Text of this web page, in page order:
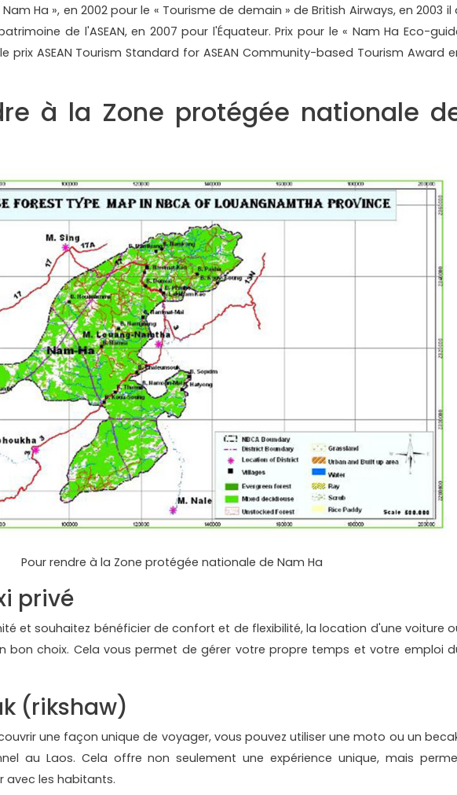
Ha », en 2002 pour le « Tourisme de demain » de British Airways, en 2003 il
de l'ASEAN, en 2007 pour l'Équateur. Prix ​​pour le « Nam Ha Eco-
le prix ASEAN Tourism Standard for ASEAN Community-based Tourism Award
à la Zone protégée nationale
Pour rendre à la Zone protégée nationale de Nam Ha
privé
et souhaitez bénéficier de confort et de flexibilité, la location d'une voiture
bon choix. Cela vous permet de gérer votre propre temps et votre emploi
(rikshaw)
une façon unique de voyager, vous pouvez utiliser une moto ou un
au Laos. Cela offre non seulement une expérience unique, mais
avec les habitants.